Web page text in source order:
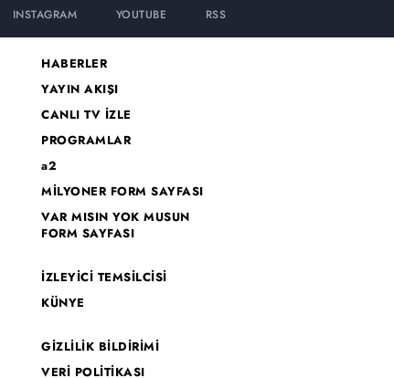
INSTAGRAM YOUTUBE RSS
HABERLER
YAYIN AKIŞI
CANLI TV İZLE
PROGRAMLAR
a2
MİLYONER FORM SAYFASI
VAR MISIN YOK MUSUN
FORM SAYFASI
İZLEYİCİ TEMSİLCİSİ
KÜNYE
GİZLİLİK BİLDİRİMİ
VERİ POLİTİKASI